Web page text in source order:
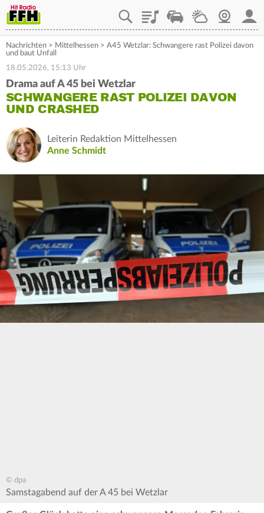
PlaylistStaupilotWetterWebcam
Nachrichten > Mittelhessen > A45 Wetzlar: Schwangere rast Polizei davon
und baut Unfall
18.05.2026, 15:13 Uhr
Drama auf A 45 bei Wetzlar
SCHWANGERE RAST POLIZEI DAVON
UND CRASHED
Leiterin Redaktion Mittelhessen
Anne Schmidt
© dpa
Samstagabend auf der A 45 bei Wetzlar